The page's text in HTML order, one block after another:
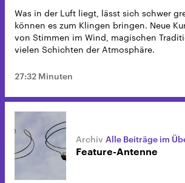
Was in der Luft liegt, lässt sich schwer
können es zum Klingen bringen. Neue
von Stimmen im Wind, magischen
vielen Schichten der Atmosphäre.
27:32 Minuten
Alle Beiträge im
Feature-Antenne